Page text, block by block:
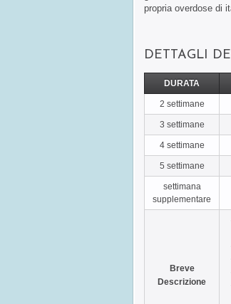
propria overdose di
DETTAGLI
DURATA
2 settimane
3 settimane
4 settimane
5 settimane
settimana
supplementare
Breve
Descrizione